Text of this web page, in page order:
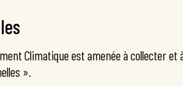
Climatique est amenée à collecter
».